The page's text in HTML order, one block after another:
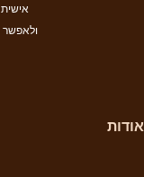
ולאפשר
אודות